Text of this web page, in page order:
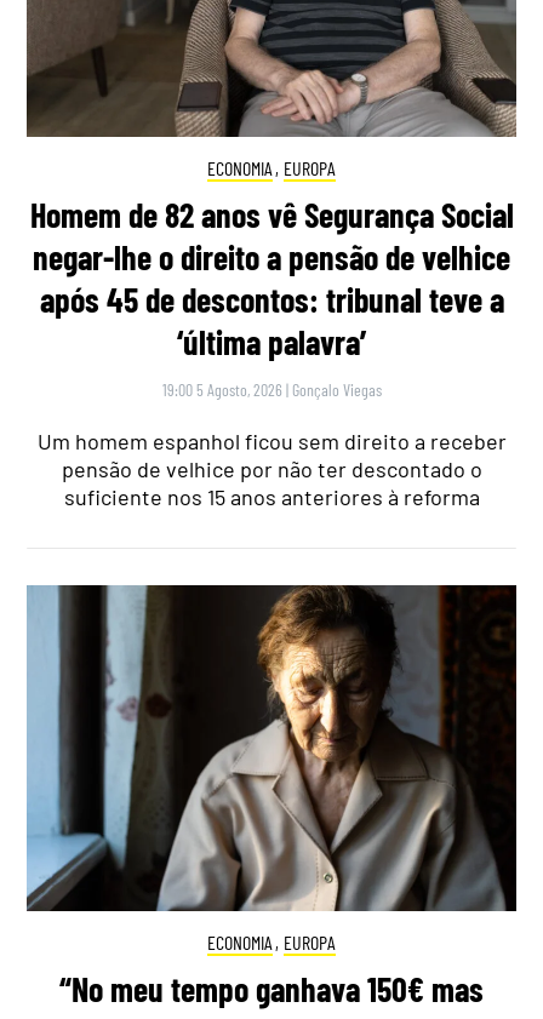
ECONOMIA , EUROPA
Homem de 82 anos vê Segurança Social
negar-lhe o direito a pensão de velhice
após 45 de descontos: tribunal teve a
‘última palavra’
19:00 5 Agosto, 2026 | Gonçalo Viegas
Um homem espanhol ficou sem direito a receber
pensão de velhice por não ter descontado o
suficiente nos 15 anos anteriores à reforma
ECONOMIA , EUROPA
“No meu tempo ganhava 150€ mas